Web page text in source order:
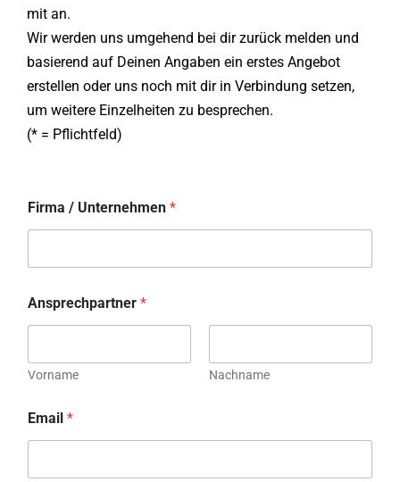
mit an.
Wir werden uns umgehend bei dir zurück melden und
basierend auf Deinen Angaben ein erstes Angebot
erstellen oder uns noch mit dir in Verbindung setzen,
um weitere Einzelheiten zu besprechen.
(* = Pflichtfeld)
Firma / Unternehmen *
Ansprechpartner *
Vorname Nachname
Email *